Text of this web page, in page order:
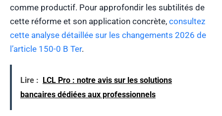
comme productif. Pour approfondir les subtilités de
cette réforme et son application concrète, consultez
cette analyse détaillée sur les changements 2026 de
l’article 150-0 B Ter.
Lire : LCL Pro : notre avis sur les solutions
bancaires dédiées aux professionnels